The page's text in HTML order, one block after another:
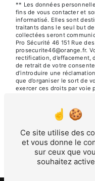
** Les données
fins de vous contacter et
informatisé. Elles sont
traitants dans le seul but
collectées seront
Pro Sécurité 46 151 Rue
prosecurite46@orange.fr.
rectification, d’effacement,
de retrait de votre
d’introduire une
que d’organiser le sort de
exercer ces droits par voie
Cayssines, 46000 Cahors
prosecurite46@orange.fr.
demandé. Nous
prise de contact puis
fins probatoires et de
vous inscrire sur la liste
disponible à cette adresse:
pour plus d’informations
Ce site utilise des
et vous donne le
sur ceux que
souhaitez